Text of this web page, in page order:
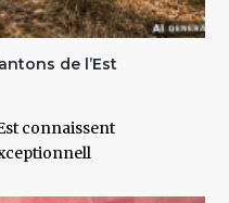
de l’Est
connaissent